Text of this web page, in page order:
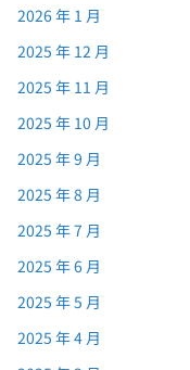
2026 年 1 月
2025 年 12 月
2025 年 11 月
2025 年 10 月
2025 年 9 月
2025 年 8 月
2025 年 7 月
2025 年 6 月
2025 年 5 月
2025 年 4 月